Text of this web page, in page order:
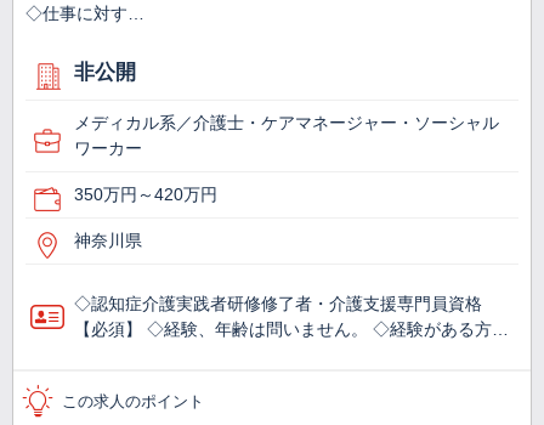
◇仕事に対す…
非公開
メディカル系／介護士・ケアマネージャー・ソーシャル
ワーカー
350万円～420万円
神奈川県
◇認知症介護実践者研修修了者・介護支援専門員資格
【必須】 ◇経験、年齢は問いません。 ◇経験がある方…
この求人のポイント